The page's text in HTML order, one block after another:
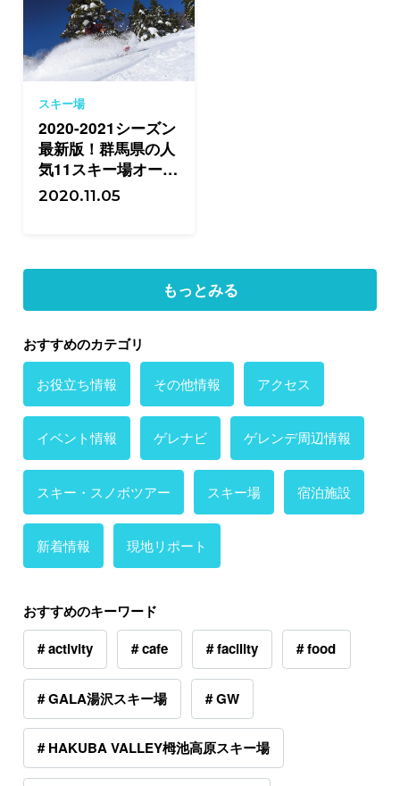
スキー場
2020-2021シーズン
最新版！群馬県の人
気11スキー場オープ
ン情報
2020.11.05
もっとみる
おすすめのカテゴリ
お役立ち情報 その他情報 アクセス
イベント情報 ゲレナビ ゲレンデ周辺情報
スキー・スノボツアー スキー場 宿泊施設
新着情報 現地リポート
おすすめのキーワード
# activity
# cafe # facility # food
# GALA湯沢スキー場 # GW
# HAKUBA VALLEY栂池高原スキー場